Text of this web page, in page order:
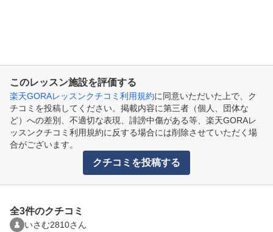
このレッスン施設を評価する
楽天GORAレッスンクチコミ利用規約に同意いただいた上で、ク
チコミを投稿してください。掲載内容に第三者（個人、団体な
ど）への差別、不適切な表現、誹謗中傷がある等、楽天GORAレ
ッスンクチコミ利用規約に反する場合には削除させていただく場
合がございます。
クチコミを投稿する
全3件のクチコミ
いさむ2810さん